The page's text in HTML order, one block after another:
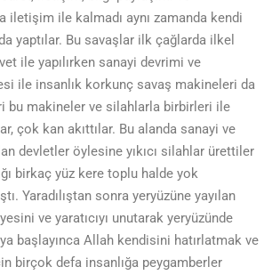
iletişim ile kalmadı aynı zamanda kendi
yaptılar. Bu savaşlar ilk çağlarda ilkel
ile yapılırken sanayi devrimi ve
ile insanlık korkunç savaş makineleri da
bu makineler ve silahlarla birbirleri ile
çok kan akıttılar. Bu alanda sanayi ve
devletler öylesine yıkıcı silahlar ürettiler
birkaç yüz kere toplu halde yok
Yaradılıştan sonra yeryüzüne yayılan
ve yaratıcıyı unutarak yeryüzünde
başlayınca Allah kendisini hatırlatmak ve
birçok defa insanlığa peygamberler